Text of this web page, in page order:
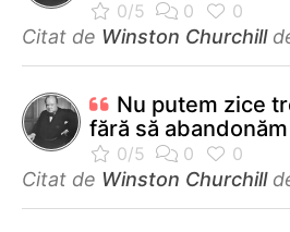
Citat de Winston Churchill
Nu putem zice
fără să
Citat de Winston Churchill